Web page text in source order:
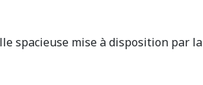
spacieuse mise à disposition par la